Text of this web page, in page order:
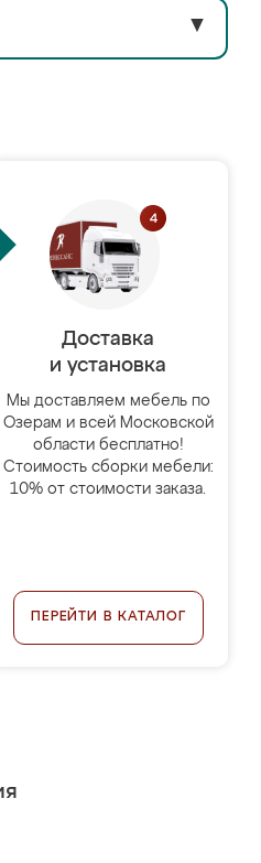
▼
Доставка
и установка
Мы доставляем мебель по
Озерам и всей Московской
области бесплатно!
Стоимость сборки мебели:
10% от стоимости заказа.
ПЕРЕЙТИ В КАТАЛОГ